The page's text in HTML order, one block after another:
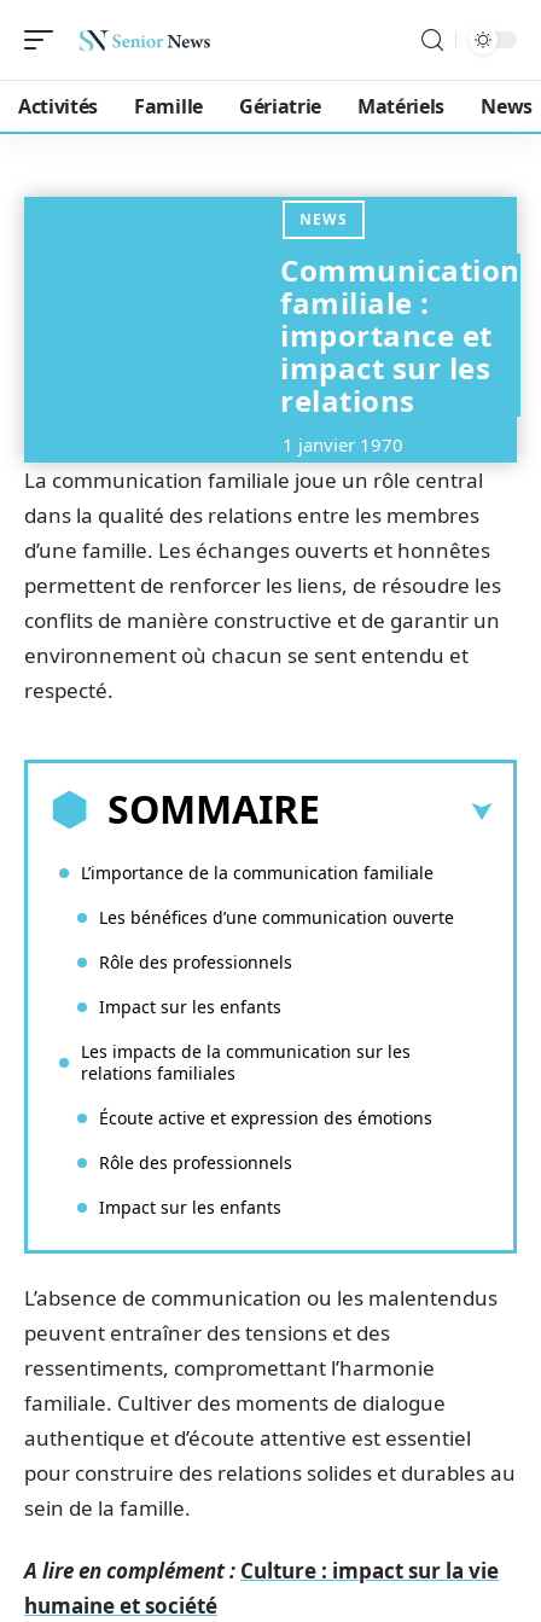
Activités Famille Gériatrie Matériels News
NEWS
Communication
familiale :
importance et
impact sur les
relations
1 janvier 1970
La communication familiale joue un rôle central
dans la qualité des relations entre les membres
d’une famille. Les échanges ouverts et honnêtes
permettent de renforcer les liens, de résoudre les
conflits de manière constructive et de garantir un
environnement où chacun se sent entendu et
respecté.
SOMMAIRE
L’importance de la communication familiale
Les bénéfices d’une communication ouverte
Rôle des professionnels
Impact sur les enfants
Les impacts de la communication sur les
relations familiales
Écoute active et expression des émotions
Rôle des professionnels
Impact sur les enfants
L’absence de communication ou les malentendus
peuvent entraîner des tensions et des
ressentiments, compromettant l’harmonie
familiale. Cultiver des moments de dialogue
authentique et d’écoute attentive est essentiel
pour construire des relations solides et durables au
sein de la famille.
A lire en complément : Culture : impact sur la vie
humaine et société